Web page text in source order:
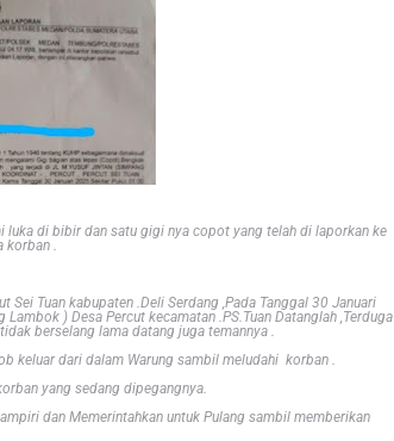
luka di bibir dan satu gigi nya copot yang telah di laporkan ke
korban .
Tuan kabupaten .Deli Serdang ,Pada Tanggal 30 Januari
) Desa Percut kecamatan .PS.Tuan Datanglah ,Terduga
berselang lama datang juga temannya .
keluar dari dalam Warung sambil meludahi korban .
yang sedang dipegangnya.
dan Memerintahkan untuk Pulang sambil memberikan